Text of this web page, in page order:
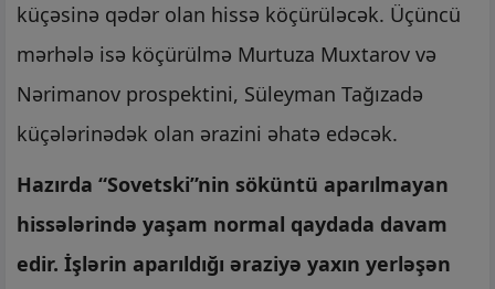
küçəsinə qədər olan hissə köçürüləcək. Üçüncü
mərhələ isə köçürülmə Murtuza Muxtarov və
Nərimanov prospektini, Süleyman Tağızadə
küçələrinədək olan ərazini əhatə edəcək.
Hazırda “Sovetski”nin söküntü aparılmayan
hissələrində yaşam normal qaydada davam
edir. İşlərin aparıldığı əraziyə yaxın yerləşən